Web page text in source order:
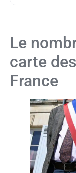
Le
carte
France